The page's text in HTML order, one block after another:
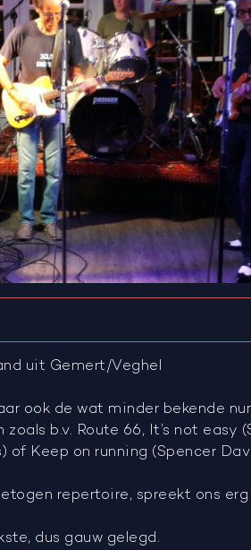
uit Gemert/Veghel
ook de wat minder bekende
b.v. Route 66, It’s not easy
of Keep on running (Spencer
repertoire, spreekt ons erg
dus gauw gelegd.